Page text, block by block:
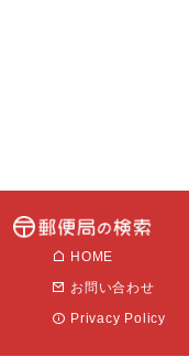
HOME
お問い合わせ
Privacy Policy